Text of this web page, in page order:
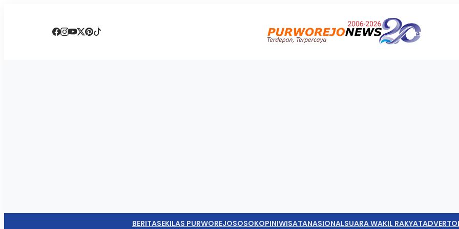
BERITASEKILAS PURWOREJOSOSOKOPINIWISATANASIONALSUARA WAKIL RAKYAT